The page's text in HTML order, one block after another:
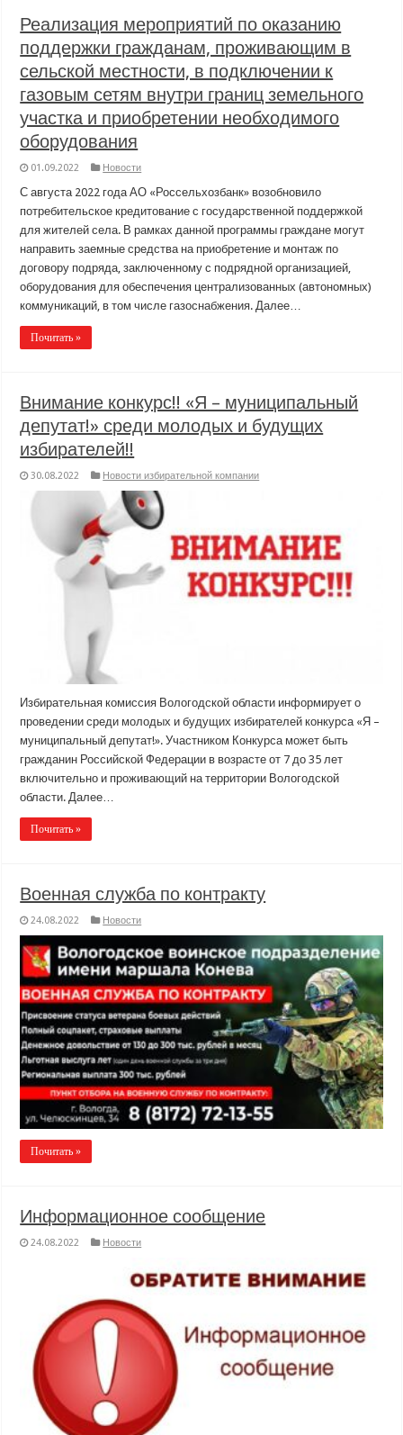
Реализация мероприятий по оказанию
поддержки гражданам, проживающим в
сельской местности, в подключении к
газовым сетям внутри границ земельного
участка и приобретении необходимого
оборудования
01.09.2022 Новости
С августа 2022 года АО «Россельхозбанк» возобновило
потребительское кредитование с государственной поддержкой
для жителей села. В рамках данной программы граждане могут
направить заемные средства на приобретение и монтаж по
договору подряда, заключенному с подрядной организацией,
оборудования для обеспечения централизованных (автономных)
коммуникаций, в том числе газоснабжения. Далее…
Почитать »
Внимание конкурс!! «Я – муниципальный
депутат!» среди молодых и будущих
избирателей!!
30.08.2022 Новости избирательной компании
Избирательная комиссия Вологодской области информирует о
проведении среди молодых и будущих избирателей конкурса «Я –
муниципальный депутат!». Участником Конкурса может быть
гражданин Российской Федерации в возрасте от 7 до 35 лет
включительно и проживающий на территории Вологодской
области. Далее…
Почитать »
Военная служба по контракту
24.08.2022 Новости
Почитать »
Информационное сообщение
24.08.2022 Новости